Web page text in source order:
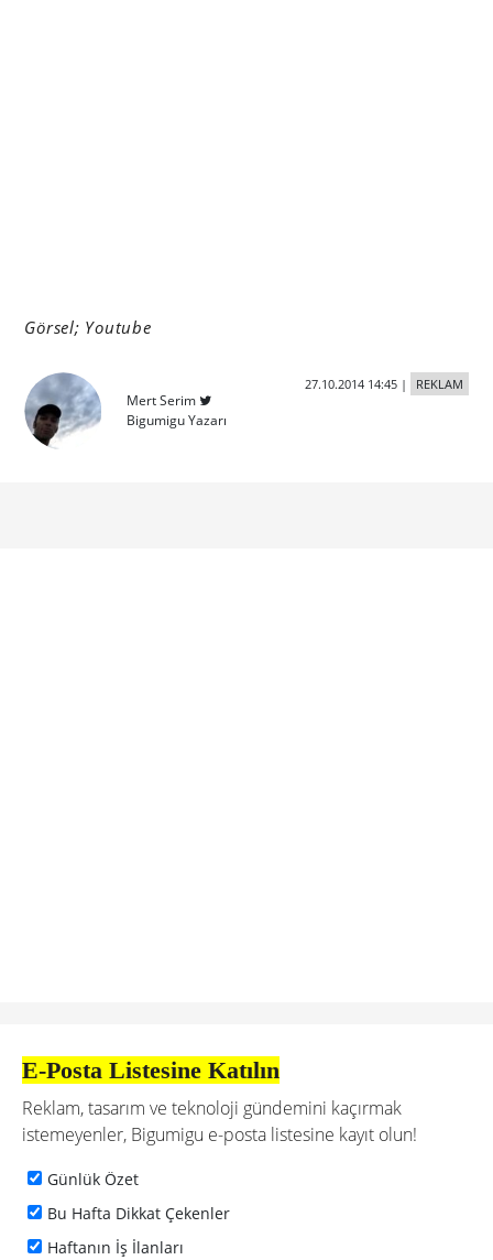
Görsel; Youtube
Mert Serim
Bigumigu Yazarı
27.10.2014 14:45| REKLAM
E-Posta Listesine Katılın
Reklam, tasarım ve teknoloji gündemini kaçırmak
istemeyenler, Bigumigu e-posta listesine kayıt olun!
Günlük Özet
Bu Hafta Dikkat Çekenler
Haftanın İş İlanları